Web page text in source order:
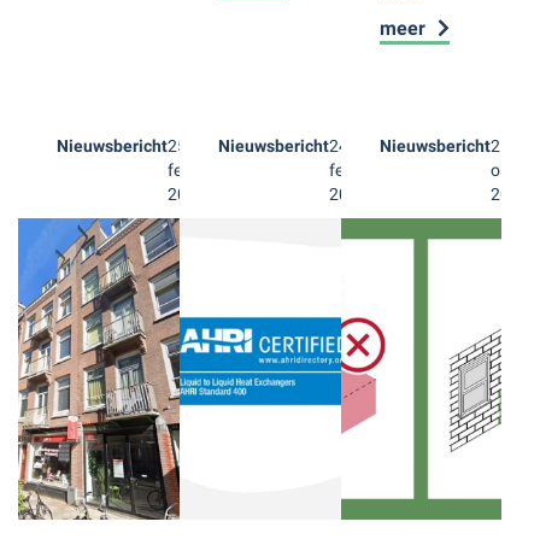
meer
Nieuwsbericht25
februari
2025
Nieuwsbericht24
februari
2025
Nieuwsbericht21
2024